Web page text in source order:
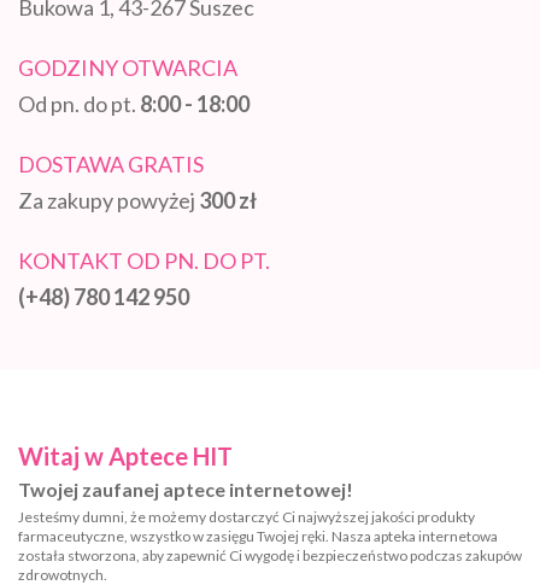
Bukowa 1, 43-267 Suszec
GODZINY OTWARCIA
Od pn. do pt. 8:00 - 18:00
DOSTAWA GRATIS
Za zakupy powyżej 300 zł
KONTAKT OD PN. DO PT.
(+48) 780 142 950
Witaj w Aptece HIT
Twojej zaufanej aptece internetowej!
Jesteśmy dumni, że możemy dostarczyć Ci najwyższej jakości produkty
farmaceutyczne, wszystko w zasięgu Twojej ręki. Nasza apteka internetowa
została stworzona, aby zapewnić Ci wygodę i bezpieczeństwo podczas zakupów
zdrowotnych.